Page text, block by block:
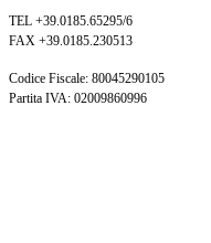
TEL +39.0185.65295/6
FAX +39.0185.230513
Codice Fiscale: 80045290105
Partita IVA: 02009860996